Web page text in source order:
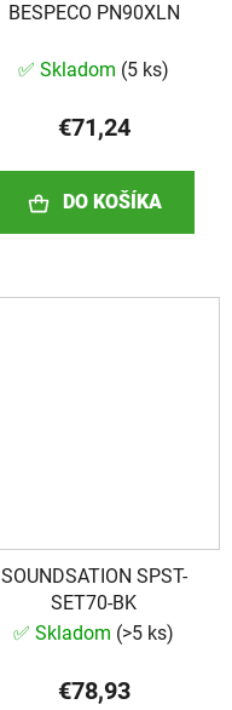
BESPECO PN90XLN
✅ Skladom (5 ks)
€71,24
DO KOŠÍKA
SOUNDSATION SPST-
SET70-BK
✅ Skladom (>5 ks)
€78,93